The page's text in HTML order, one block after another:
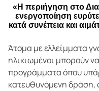
«Η περιήγηση στο
ενεργοποίηση
κατά συνέπεια και
Άτομα με ελλείμματα
ηλικιωμένοι μπορούν
προγράμματα όπου
κατευθυνόμενη δράση,